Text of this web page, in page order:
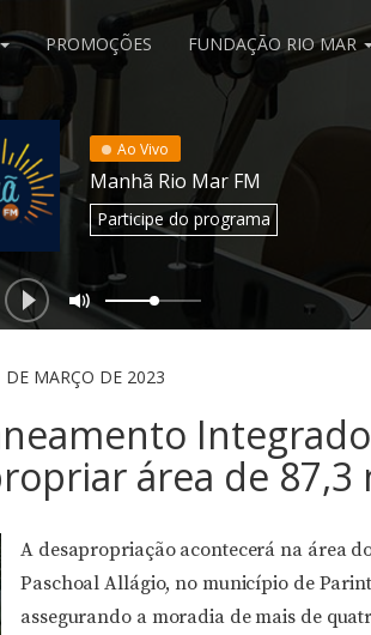
PROMOÇÕES FUNDAÇÃO RIO MAR
Ao Vivo
Manhã Rio Mar FM
Participedo programa
DE MARÇO DE 2023
área de 87,3
A desapropriação acontecerá na área
Paschoal Allágio, no município de
assegurando a moradia de mais de